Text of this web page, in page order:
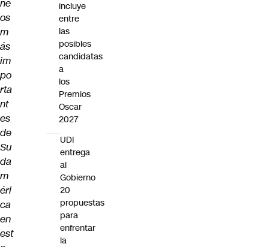
ne
os
m
ás
im
po
rta
nt
es
de
Su
da
m
éri
ca
en
est
incluye
entre
las
posibles
candidatas
a
los
Premios
Oscar
2027
UDI
entrega
al
Gobierno
20
propuestas
para
enfrentar
la